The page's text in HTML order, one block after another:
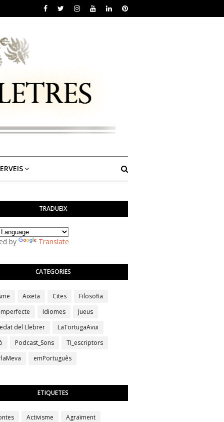
TRADUEIX
by Translate
CATEGORIES
Aixeta Cites
Filosofia
Idiomes
Jueus
del Llebrer
LaTortugaAvui
Podcast_Sons
TI_escriptors
emPortuguês
ETIQUETES
Activisme
Agraïment